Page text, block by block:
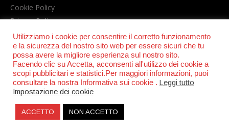
© POWER RADIO srl | C.F. e P.IVA 06157210631
Cookie Policy
Privacy Policy
Utilizziamo i cookie per consentire il corretto funzionamento
e la sicurezza del nostro sito web per essere sicuri che tu
possa avere la migliore esperienza sul nostro sito.
Facendo clic su Accetta, acconsenti all'utilizzo dei cookie a
scopi pubblicitari e statistici.Per maggiori informazioni, puoi
consultare la nostra Informativa sui cookie . Leggi tutto
Impostazione dei cookie
ACCETTO NON ACCETTO